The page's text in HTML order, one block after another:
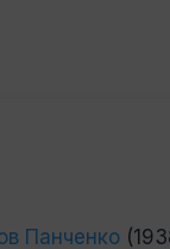
Панченко